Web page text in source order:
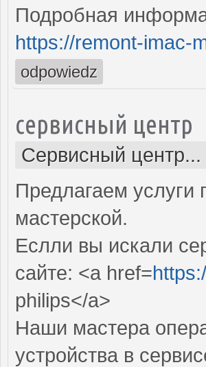
Подробная
https://remont-imac-
odpowiedz
сервисный центр
Сервисный
Предлагаем
мастерской.
Еслли вы искали
сайте: <a href=
philips</a>
Наши мастера
устройства в